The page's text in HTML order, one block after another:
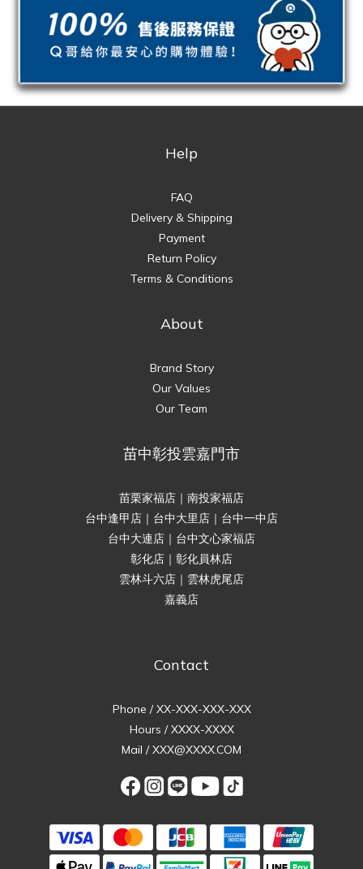
Help
FAQ
Delivery & Shipping
Payment
Return Policy
Terms & Conditions
About
Brand Story
Our Values
Our Team
苗中彰投雲嘉門市
苗栗家福店｜南投家福店
台中逢甲店｜台中大里店｜台中一中店
台中大連店｜台中文心家福店
彰化店｜彰化員林店
雲林斗六店｜雲林虎尾店
嘉義店
Contact
Phone / XX-XXX-XXX-XXX
Hours / XXXX-XXXX
Mail / XXX@XXXX.COM